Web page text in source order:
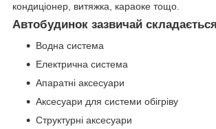
кондиціонер, витяжка, караоке тощо.
Автобудинок зазвичай
Водна система
Електрична система
Апаратні аксесуари
Аксесуари для системи обігріву
Структурні аксесуари